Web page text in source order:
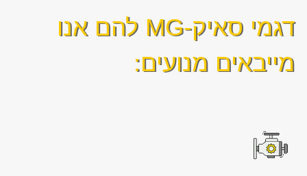
דגמי סאיק-MG להם אנו
מייבאים מנועים: